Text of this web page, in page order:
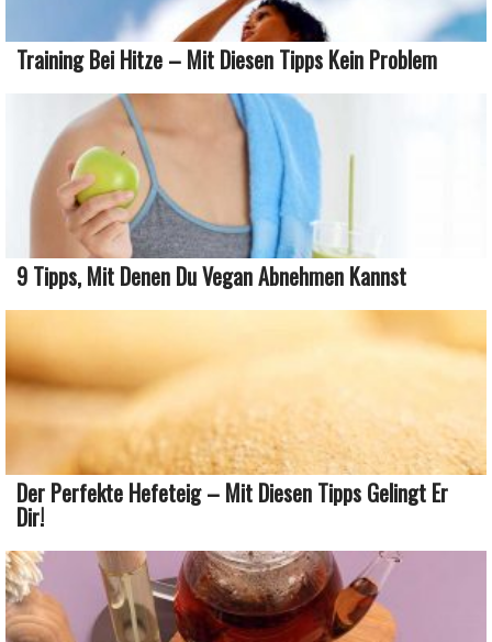
Training Bei Hitze – Mit Diesen Tipps Kein Problem
9 Tipps, Mit Denen Du Vegan Abnehmen Kannst
Der Perfekte Hefeteig – Mit Diesen Tipps Gelingt Er
Dir!